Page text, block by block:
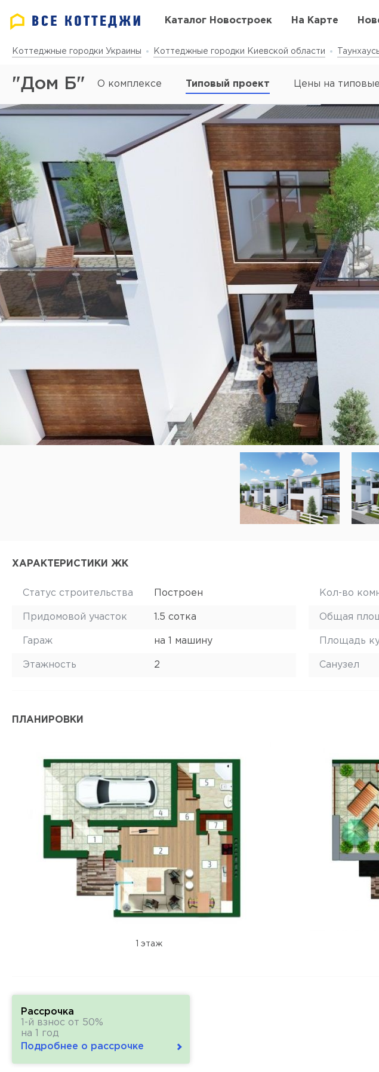
Каталог Новостроек На Карте
Коттеджные городки Украины Коттеджные городки Киевской области
"Дом Б" О комплексе Типовый проект Цены на
ХАРАКТЕРИСТИКИ ЖК
Статус строительства Построен
Придомовой участок 1.5 сотка
Гараж на 1 машину
Этажность 2
Кол-во
Общая
Площадь
Санузел
ПЛАНИРОВКИ
1 этаж
Рассрочка
1-й взнос от 50%
на 1 год
Подробнее о рассрочке